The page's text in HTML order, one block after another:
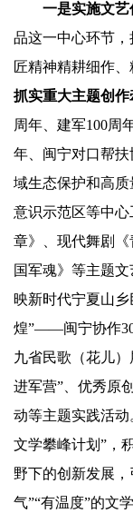
一是实施文艺
品这一中心环节
匠精神精耕细作
抓实重大主题创作
周年、建军100周
年、闽宁对口帮
域生态保护和高
意识示范区等中
章》、现代舞剧
国军魂》等主题
映新时代宁夏山
煌”——闽宁协作
九省民歌（花儿
进军营”、优秀原
动等主题实践活动
文学攀峰计划”，
野下的创新发展
气”“有温度”的文